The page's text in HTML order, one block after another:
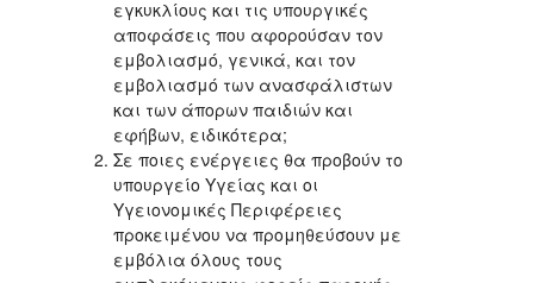
εγκυκλίους και τις υπουργικές
αποφάσεις που αφορούσαν τον
εμβολιασμό, γενικά, και τον
εμβολιασμό των ανασφάλιστων
και των άπορων παιδιών και
εφήβων, ειδικότερα;
Σε ποιες ενέργειες θα προβούν το
υπουργείο Υγείας και οι
Υγειονομικές Περιφέρειες
προκειμένου να προμηθεύσουν με
εμβόλια όλους τους